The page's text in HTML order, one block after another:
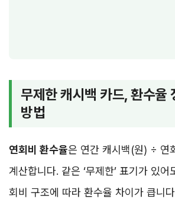
무제한 캐시백 카드, 환수율
방법
연회비 환수율은 연간 캐시백(원) ÷ 연
계산합니다. 같은 ‘무제한’ 표기가 있
회비 구조에 따라 환수율 차이가 큽니